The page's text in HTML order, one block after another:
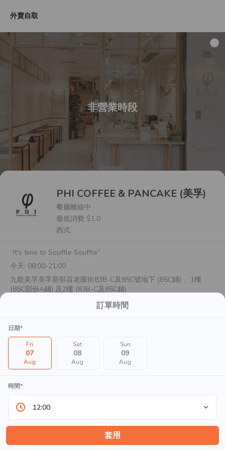
訂單時間
日期*
Fri
07
Aug
Sat
08
Aug
Sun
09
Aug
時間*
12:00
套用
外賣自取
非營業時段
PHI COFFEE & PANCAKE (美孚)
餐廳離線中
最低消費 $1.0
西式
“It's time to Souffle Souffle”
今天: 08:00-21:00
九龍美孚美孚新邨百老匯街83B-C及85C號地下 (85C鋪) 、1樓
(85C部份A鋪) 及2樓 (83B-C及85C鋪)
預計於 20分鐘後準備完成
顧客須知
PHI網店新年限定外賣套餐，輸入優惠碼: PHI2025，即可享9
折優惠
*商品數量有限，售完即止
*此優惠不可與其它優惠同時使用
外賣網店限定套餐 梳乎厘